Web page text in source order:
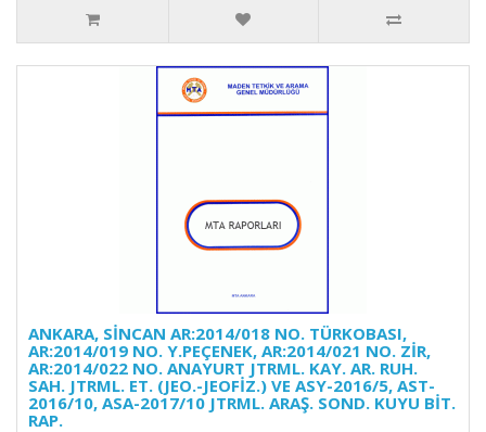
ANKARA, SİNCAN AR:2014/018 NO. TÜRKOBASI,
AR:2014/019 NO. Y.PEÇENEK, AR:2014/021 NO. ZİR,
AR:2014/022 NO. ANAYURT JTRML. KAY. AR. RUH.
SAH. JTRML. ET. (JEO.-JEOFİZ.) VE ASY-2016/5, AST-
2016/10, ASA-2017/10 JTRML. ARAŞ. SOND. KUYU BİT.
RAP.